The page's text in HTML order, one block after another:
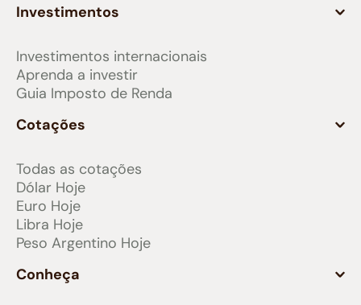
Investimentos
Investimentos internacionais
Aprenda a investir
Guia Imposto de Renda
Cotações
Todas as cotações
Dólar Hoje
Euro Hoje
Libra Hoje
Peso Argentino Hoje
Conheça